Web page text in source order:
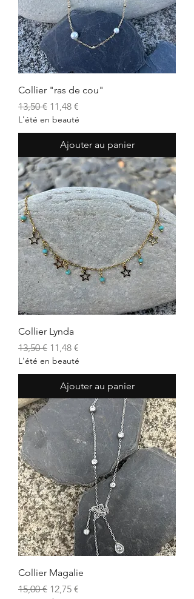
Collier "ras de cou"
Prix original
13,50 € Prix promotionnel
11,48 €
L'été en beauté
Ajouter au panier
Collier Lynda
Prix original
13,50 € Prix promotionnel
11,48 €
L'été en beauté
Ajouter au panier
Collier Magalie
Prix original
15,00 € Prix promotionnel
12,75 €